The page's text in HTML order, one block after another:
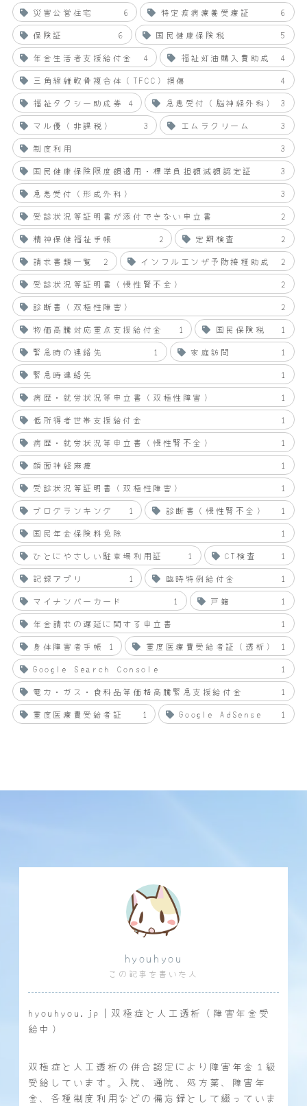
災害公営住宅 6 特定疾病療養受療証
6
保険証
6 国民健康保険税
5
年金生活者支援給付金
4 福祉灯油購入費助成
4
三角線維軟骨複合体（TFCC）損傷
4
福祉タクシー助成券
4 急患受付（脳神経外科）
3
マル優（非課税）
3 エムラクリーム
3
制度利用
3
国民健康保険限度額適用・標準負担額減額認定証
3
急患受付（形成外科）
3
受診状況等証明書が添付できない申立書
2
精神保健福祉手帳
2 定期検査
2
請求書類一覧
2 インフルエンザ予防接種助成
2
受診状況等証明書（慢性腎不全）
2
診断書（双極性障害）
2
物価高騰対応重点支援給付金
1 国民保険税
1
緊急時の連絡先
1 家庭訪問
1
緊急時連絡先
1
病歴・就労状況等申立書（双極性障害）
1
低所得者世帯支援給付金
1
病歴・就労状況等申立書（慢性腎不全）
1
顔面神経麻痺
1
受診状況等証明書（双極性障害）
1
ブログランキング
1 診断書（慢性腎不全）
1
国民年金保険料免除
1
ひとにやさしい駐車場利用証
1 CT検査
1
記録アプリ
1 臨時特例給付金
1
マイナンバーカード
1 戸籍
1
年金請求の遅延に関する申立書
1
身体障害者手帳
1 重度医療費受給者証（透析）
1
Google Search Console
1
電力・ガス・食料品等価格高騰緊急支援給付金
1
重度医療費受給者証
1 Google AdSense 1
hyouhyou
この記事を書いた人
hyouhyou.jp｜双極症と人工透析（障害年金受
給中）
双極症と人工透析の併合認定により障害年金１級
受給しています。入院、通院、処方薬、障害年
金、各種制度利用などの備忘録として綴っていま